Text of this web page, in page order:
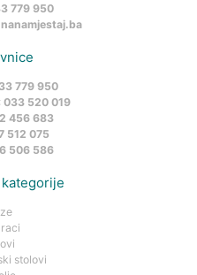
779 950
779 950
033 520 019
456 683
512 075
506 586
stolovi